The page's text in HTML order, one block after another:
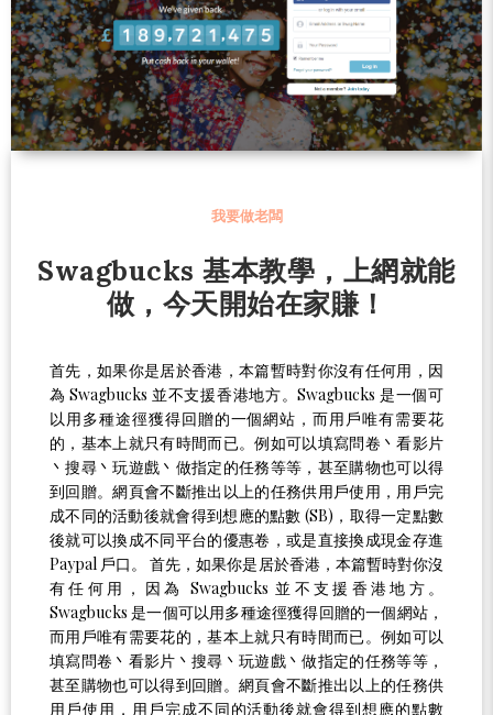
我要做老闆
Swagbucks 基本教學，上網就能
做，今天開始在家賺！
首先，如果你是居於香港，本篇暫時對你沒有任何用，因
為 Swagbucks 並不支援香港地方。Swagbucks 是一個可
以用多種途徑獲得回贈的一個網站，而用戶唯有需要花
的，基本上就只有時間而已。例如可以填寫問卷丶看影片
丶搜尋丶玩遊戲丶做指定的任務等等，甚至購物也可以得
到回贈。網頁會不斷推出以上的任務供用戶使用，用戶完
成不同的活動後就會得到想應的點數 (SB)，取得一定點數
後就可以換成不同平台的優惠卷，或是直接換成現金存進
Paypal 戶口。 首先，如果你是居於香港，本篇暫時對你沒
有任何用，因為 Swagbucks 並不支援香港地方。
Swagbucks 是一個可以用多種途徑獲得回贈的一個網站，
而用戶唯有需要花的，基本上就只有時間而已。例如可以
填寫問卷丶看影片丶搜尋丶玩遊戲丶做指定的任務等等，
甚至購物也可以得到回贈。網頁會不斷推出以上的任務供
用戶使用，用戶完成不同的活動後就會得到想應的點數